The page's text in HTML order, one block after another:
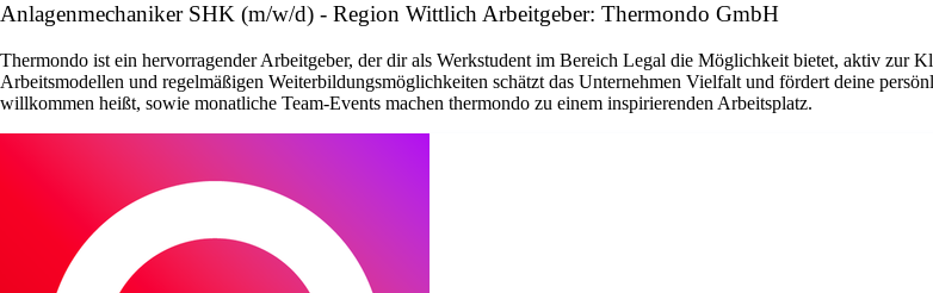
Anlagenmechaniker SHK (m/w/d) - Region Wittlich Arbeitgeber: Thermondo GmbH
Thermondo ist ein hervorragender Arbeitgeber, der dir als Werkstudent im Bereich Legal die Möglichkeit bietet, aktiv zur
Arbeitsmodellen und regelmäßigen Weiterbildungsmöglichkeiten schätzt das Unternehmen Vielfalt und fördert deine
willkommen heißt, sowie monatliche Team-Events machen thermondo zu einem inspirierenden Arbeitsplatz.